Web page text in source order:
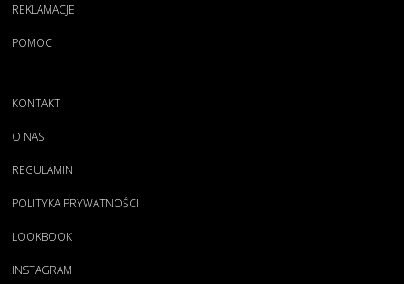
REKLAMACJE
POMOC
KONTAKT
O NAS
REGULAMIN
POLITYKA PRYWATNOŚCI
LOOKBOOK
INSTAGRAM